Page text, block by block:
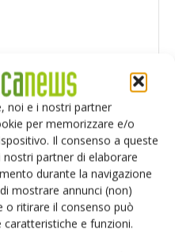
noi e i nostri partner
per memorizzare e/o
Il consenso a queste
partner di elaborare
durante la navigazione
mostrare annunci (non)
o ritirare il consenso può
e funzioni.